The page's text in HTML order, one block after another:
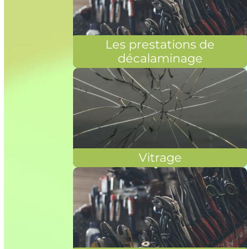
Les prestations de
décalaminage
Vitrage